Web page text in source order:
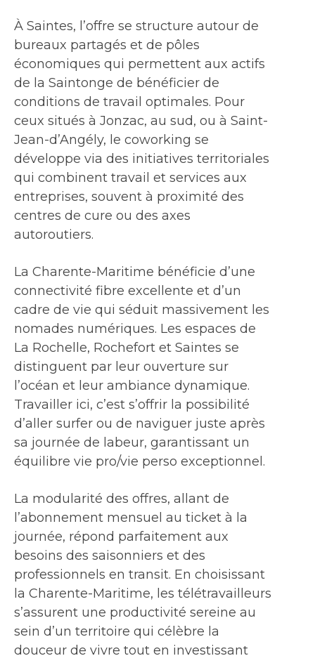
À Saintes, l’offre se structure autour de
bureaux partagés et de pôles
économiques qui permettent aux actifs
de la Saintonge de bénéficier de
conditions de travail optimales. Pour
ceux situés à Jonzac, au sud, ou à Saint-
Jean-d’Angély, le coworking se
développe via des initiatives territoriales
qui combinent travail et services aux
entreprises, souvent à proximité des
centres de cure ou des axes
autoroutiers.
La Charente-Maritime bénéficie d’une
connectivité fibre excellente et d’un
cadre de vie qui séduit massivement les
nomades numériques. Les espaces de
La Rochelle, Rochefort et Saintes se
distinguent par leur ouverture sur
l’océan et leur ambiance dynamique.
Travailler ici, c’est s’offrir la possibilité
d’aller surfer ou de naviguer juste après
sa journée de labeur, garantissant un
équilibre vie pro/vie perso exceptionnel.
La modularité des offres, allant de
l’abonnement mensuel au ticket à la
journée, répond parfaitement aux
besoins des saisonniers et des
professionnels en transit. En choisissant
la Charente-Maritime, les télétravailleurs
s’assurent une productivité sereine au
sein d’un territoire qui célèbre la
douceur de vivre tout en investissant